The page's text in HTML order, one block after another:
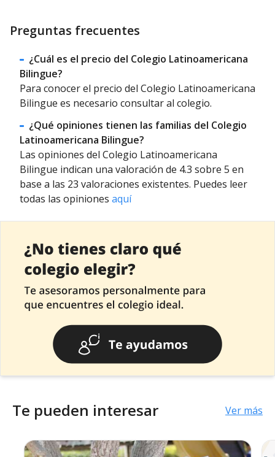
Preguntas frecuentes
¿Cuál es el precio del Colegio Latinoamericana
Bilingue?
Para conocer el precio del Colegio Latinoamericana
Bilingue es necesario consultar al colegio.
¿Qué opiniones tienen las familias del Colegio
Latinoamericana Bilingue?
Las opiniones del Colegio Latinoamericana
Bilingue indican una valoración de 4.3 sobre 5 en
base a las 23 valoraciones existentes. Puedes leer
todas las opiniones aquí
Te pueden interesar Ver más